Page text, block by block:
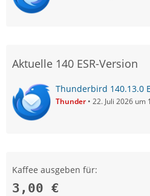
Aktuelle 140 ESR-Version
Thunderbird 140.13.0
Thunder 22. Juli 2026 um
Kaffee ausgeben für:
3,00 €